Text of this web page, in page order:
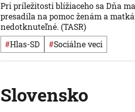
Pri príležitosti blížiaceho sa Dňa
presadila na pomoc ženám a
nedotknuteľné. (TASR)
# Hlas-SD # Sociálne veci
Slovensko